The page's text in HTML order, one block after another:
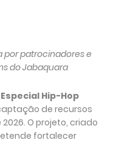
por patrocinadores e
do Jabaquara
Hip-Hop
de recursos
O projeto, criado
fortalecer